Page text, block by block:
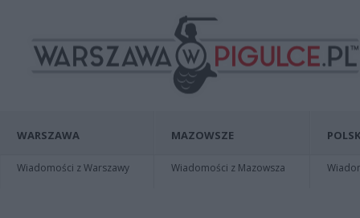
WARSZAWA
Wiadomości z Warszawy
MAZOWSZE
Wiadomości z Mazowsza